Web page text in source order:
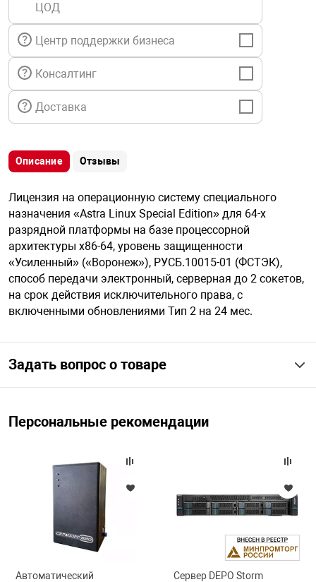
техника
автомобили
информации
средства охраны
ключи
сигнализации
безопасность
ЦОД
Центр поддержки бизнеса
Консалтинг
Доставка
Описание Отзывы
Лицензия на операционную систему специального
назначения «Astra Linux Special Edition» для 64-х
разрядной платформы на базе процессорной
архитектуры х86-64, уровень защищенности
«Усиленный» («Воронеж»), РУСБ.10015-01 (ФСТЭК),
способ передачи электронный, серверная до 2 сокетов,
на срок действия исключительного права, с
включенными обновлениями Тип 2 на 24 мес.
Задать вопрос о товаре
Персональные рекомендации
Автоматический
Сервер DEPO Storm